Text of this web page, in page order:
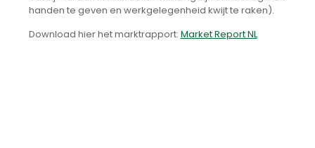
handen te geven en werkgelegenheid kwijt te raken).
Download hier het marktrapport: Market Report NL